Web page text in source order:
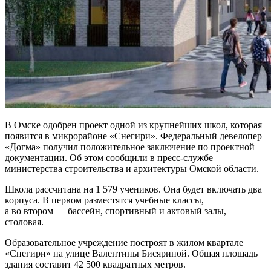
В Омске одобрен проект одной из крупнейших школ, которая
появится в микрорайоне «Снегири». Федеральный девелопер
«Догма» получил положительное заключение по проектной
документации. Об этом сообщили в пресс-службе
министерства строительства и архитектуры Омской области.
Школа рассчитана на 1 579 учеников. Она будет включать два
корпуса. В первом разместятся учебные классы,
а во втором — бассейн, спортивный и актовый залы,
столовая.
Образовательное учреждение построят в жилом квартале
«Снегири» на улице Валентины Бисяриной. Общая площадь
здания составит 42 500 квадратных метров.